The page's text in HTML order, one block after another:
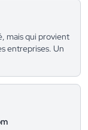
mais qui provient
entreprises. Un